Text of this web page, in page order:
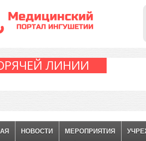
ЛИНИИ
НОВОСТИ МЕРОПРИЯТИЯ